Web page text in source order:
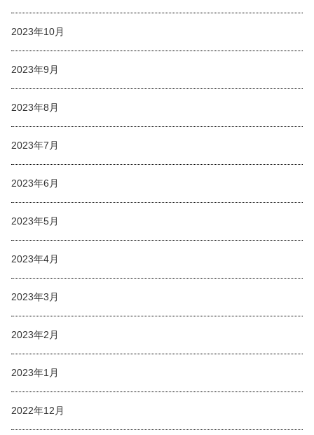
2023年10月
2023年9月
2023年8月
2023年7月
2023年6月
2023年5月
2023年4月
2023年3月
2023年2月
2023年1月
2022年12月